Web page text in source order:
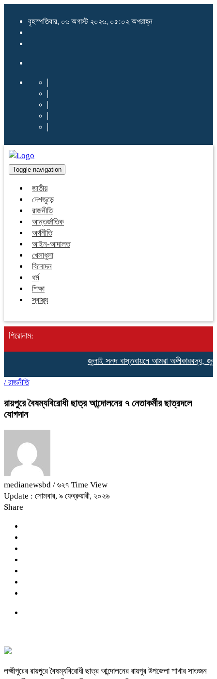
বৃহস্পতিবার, ০৬ অগাস্ট ২০২৬, ০৫:০২ অপরাহ্ন
Toggle navigation
জাতীয়
দেশজুড়ে
রাজনীতি
আন্তর্জাতিক
অর্থনীতি
আইন-আদালত
খেলাধুলা
বিনোদন
ধর্ম
শিক্ষা
স্বাস্থ্য
শিরোনাম:
জুলাই সনদ বাস্তবায়নে আমরা অঙ্গীকারবদ্ধ,
/ রাজনীতি
রায়পুরে বৈষম্যবিরোধী ছাত্র আন্দোলনের ৭ নেতাকর্মীর ছাত্রদলে
যোগদান
medianewsbd / ৬২৭ Time View
Update : সোমবার, ৯ ফেব্রুয়ারী, ২০২৬
Share
লক্ষ্মীপুরের রায়পুরে বৈষম্যবিরোধী ছাত্র আন্দোলনের রায়পুর উপজেলা শাখার সাতজন